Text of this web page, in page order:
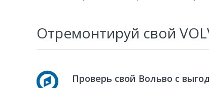
Отремонтируй свой
Проверь свой Вольво с